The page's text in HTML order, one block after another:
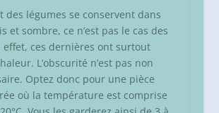
des légumes se conservent dans
et sombre, ce n’est pas le cas des
effet, ces dernières ont surtout
L’obscurité n’est pas non
Optez donc pour une pièce
où la température est comprise